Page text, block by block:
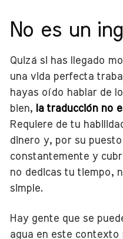
No es un
Quizá si has llegado
una vida perfecta
hayas oído hablar de
bien,
la traducción no
Requiere de tu
dinero y, por su
constantemente y
no dedicas tu tiempo,
simple.
Hay gente que se
agua en este